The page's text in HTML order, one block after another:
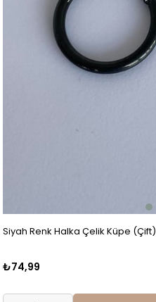
Siyah Renk Halka Çelik Küpe (Çift)
₺74,99